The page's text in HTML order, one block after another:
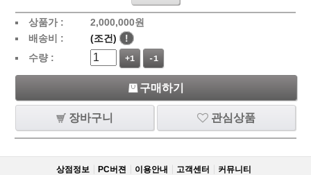
상품가 : 2,000,000원
배송비 :
(조건)
!
수량 :
+1 -1
구매하기
장바구니 관심상품
상점정보 PC버젼 이용안내 고객센터 커뮤니티